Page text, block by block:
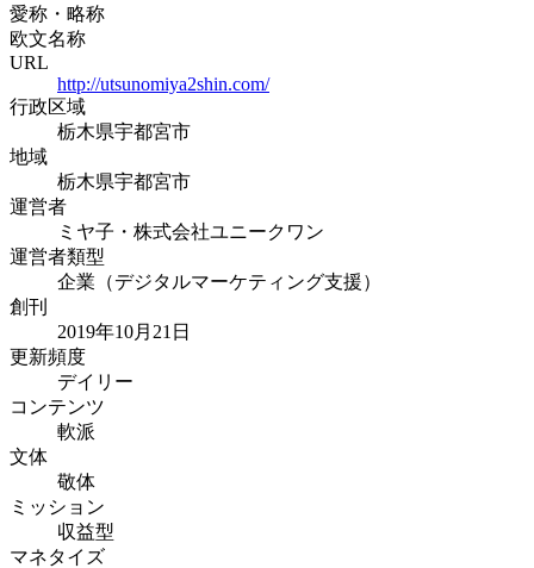
愛称・略称
欧文名称
URL
http://utsunomiya2shin.com/
行政区域
栃木県宇都宮市
地域
栃木県宇都宮市
運営者
ミヤ子・株式会社ユニークワン
運営者類型
企業（デジタルマーケティング支援）
創刊
2019年10月21日
更新頻度
デイリー
コンテンツ
軟派
文体
敬体
ミッション
収益型
マネタイズ